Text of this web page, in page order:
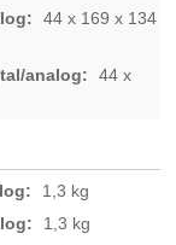
44 x 169 x 134
44 x
1,3 kg
1,3 kg